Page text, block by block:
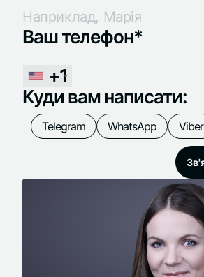
Ваш телефон*
+1
Куди вам написати:
Telegram WhatsApp Viber